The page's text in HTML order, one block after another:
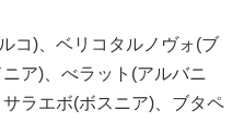
コ)、ベリコタルノヴォ(ブ
ア)、べラット(アルバニ
ラエボ(ボスニア)、ブタペ